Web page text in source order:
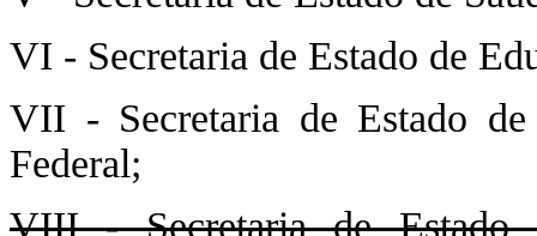
VI - Secretaria de Estado de
VII - Secretaria de Estado
Federal;
VIII - Secretaria de Estado